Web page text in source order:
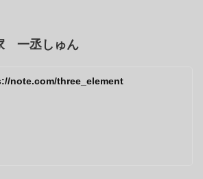
一丞しゅん
note.com/three_element